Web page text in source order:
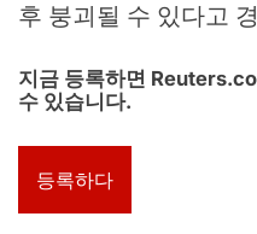
후 붕괴될 수 있다고
지금 등록하면
수 있습니다.
등록하다